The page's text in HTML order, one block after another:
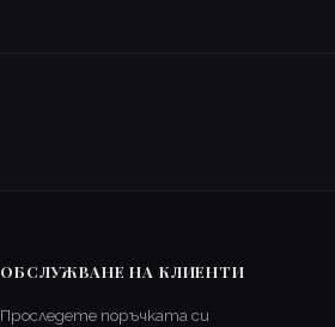
ОБСЛУЖВАНЕ НА КЛИЕНТИ
Проследете поръчката си